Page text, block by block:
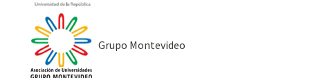
Grupo Montevideo